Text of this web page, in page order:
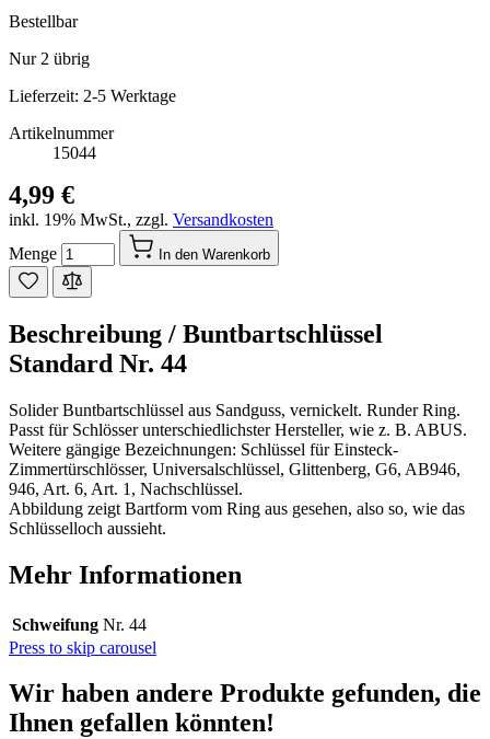
Bestellbar
Nur 2 übrig
Lieferzeit: 2-5 Werktage
Artikelnummer
15044
4,99 €
inkl. 19% MwSt., zzgl. Versandkosten
Menge
In den Warenkorb
Beschreibung / Buntbartschlüssel
Standard Nr. 44
Solider Buntbartschlüssel aus Sandguss, vernickelt. Runder Ring.
Passt für Schlösser unterschiedlichster Hersteller, wie z. B. ABUS.
Weitere gängige Bezeichnungen: Schlüssel für Einsteck-
Zimmertürschlösser, Universalschlüssel, Glittenberg, G6, AB946,
946, Art. 6, Art. 1, Nachschlüssel.
Abbildung zeigt Bartform vom Ring aus gesehen, also so, wie das
Schlüsselloch aussieht.
Mehr Informationen
Schweifung Nr. 44
Press to skip carousel
Wir haben andere Produkte gefunden, die
Ihnen gefallen könnten!